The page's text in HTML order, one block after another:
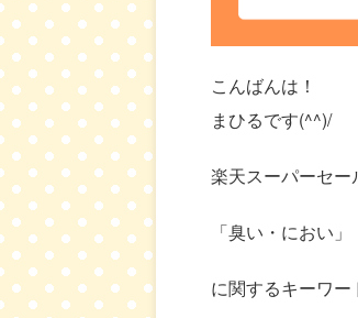
こんばんは！
まひるです(^^)/
楽天スーパーセー
「臭い・におい」
に関するキーワー